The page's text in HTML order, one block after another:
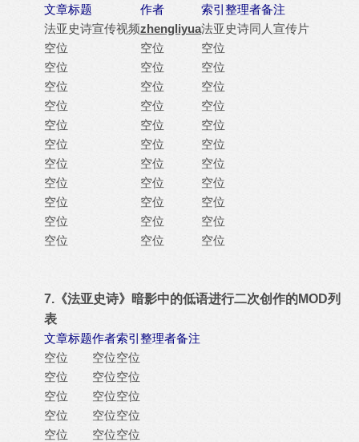
文章标题 作者
索引整理者备注
法亚史诗宣传视频zhengliyua法亚史诗同人宣传片
空位
空位
空位
空位
空位
空位
空位
空位
空位
空位
空位
空位
空位
空位
空位
空位
空位
空位
空位
空位
空位
空位
空位
空位
空位
空位
空位
空位
空位
空位
空位
空位 空位
7.《法亚史诗》暗影中的低语进行二次创作的MOD列
表
文章标题作者索引整理者备注
空位
空位空位
空位
空位空位
空位
空位空位
空位
空位空位
空位
空位空位